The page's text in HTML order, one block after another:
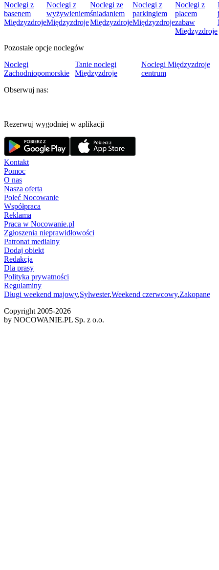
Noclegi z
basenem
Międzyzdroje
Noclegi z
wyżywieniem
Międzyzdroje
Noclegi ze
śniadaniem
Międzyzdroje
Noclegi z
parkingiem
Międzyzdroje
Noclegi z
placem
zabaw
Międzyzdroje
Pozostałe opcje noclegów
Noclegi
Zachodniopomorskie
Tanie noclegi
Międzyzdroje
Noclegi Międzyzdroje
centrum
Obserwuj nas:
Rezerwuj wygodniej w aplikacji
Kontakt
Pomoc
O nas
Nasza oferta
Poleć Nocowanie
Współpraca
Reklama
Praca w Nocowanie.pl
Zgłoszenia nieprawidłowości
Patronat medialny
Dodaj obiekt
Redakcja
Dla prasy
Polityka prywatności
Regulaminy
Długi weekend majowy,Sylwester,Weekend czerwcowy,Zakopane
Copyright 2005-2026
by NOCOWANIE.PL Sp. z o.o.